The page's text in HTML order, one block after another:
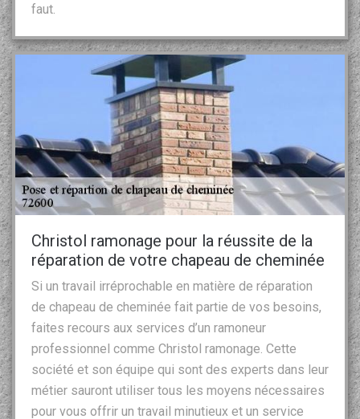
faut.
Christol ramonage pour la réussite de la
réparation de votre chapeau de cheminée
Si un travail irréprochable en matière de réparation
de chapeau de cheminée fait partie de vos besoins,
faites recours aux services d’un ramoneur
professionnel comme Christol ramonage. Cette
société et son équipe qui sont des experts dans leur
métier sauront utiliser tous les moyens nécessaires
pour vous offrir un travail minutieux et un service